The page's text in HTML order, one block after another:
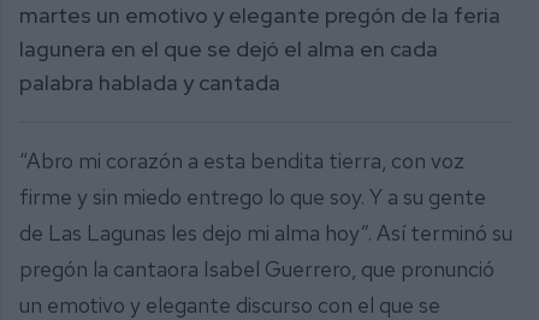
martes un emotivo y elegante pregón de la feria
lagunera en el que se dejó el alma en cada
palabra hablada y cantada
“Abro mi corazón a esta bendita tierra, con voz
firme y sin miedo entrego lo que soy. Y a su gente
de Las Lagunas les dejo mi alma hoy”. Así terminó su
pregón la cantaora Isabel Guerrero, que pronunció
un emotivo y elegante discurso con el que se